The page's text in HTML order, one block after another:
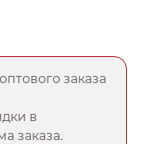
заказа
в
заказа.